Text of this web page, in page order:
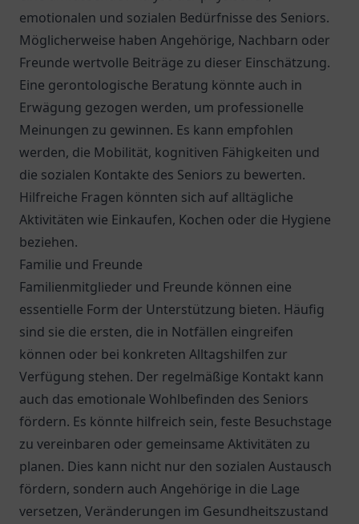
emotionalen und sozialen Bedürfnisse des Seniors.
Möglicherweise haben Angehörige, Nachbarn oder
Freunde wertvolle Beiträge zu dieser Einschätzung.
Eine gerontologische Beratung könnte auch in
Erwägung gezogen werden, um professionelle
Meinungen zu gewinnen. Es kann empfohlen
werden, die Mobilität, kognitiven Fähigkeiten und
die sozialen Kontakte des Seniors zu bewerten.
Hilfreiche Fragen könnten sich auf alltägliche
Aktivitäten wie Einkaufen, Kochen oder die Hygiene
beziehen.
Familie und Freunde
Familienmitglieder und Freunde können eine
essentielle Form der Unterstützung bieten. Häufig
sind sie die ersten, die in Notfällen eingreifen
können oder bei konkreten Alltagshilfen zur
Verfügung stehen. Der regelmäßige Kontakt kann
auch das emotionale Wohlbefinden des Seniors
fördern. Es könnte hilfreich sein, feste Besuchstage
zu vereinbaren oder gemeinsame Aktivitäten zu
planen. Dies kann nicht nur den sozialen Austausch
fördern, sondern auch Angehörige in die Lage
versetzen, Veränderungen im Gesundheitszustand